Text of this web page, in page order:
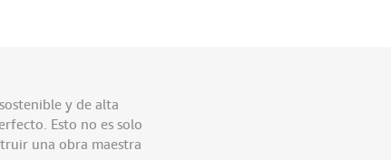
y de alta
Esto no es solo
una obra maestra